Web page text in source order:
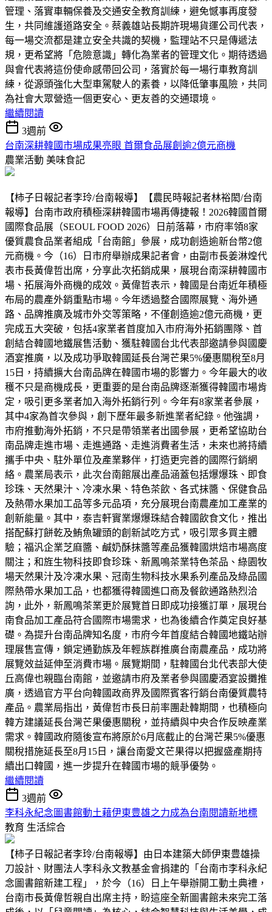
管理、落實車輛保養及交通安全教育訓練，避免憾事再度發
生，共同維護道路安全。蔡義雄站長期許現場貨運公司代表，
每一場交流都是建立安全共識的契機，監理站不只是傳遞法
規，更希望將「危險意識」轉化為業者的管理文化。期待透過
與會代表將這份使命感帶回公司，落實於每一場行車教育訓
練，從源頭強化大型車駕駛人的素養，以降低肇事風險，共同
為社會大眾營造一個更安心、更友善的交通環境。
繼續閱讀
3週前
台南深耕韓國市場成果亮眼 首爾食品展創逾2億元商機
農業活動 美味食記
【柿子日報記者李玲/台南報導】【農民時報記者林裕閎/台南
報導】台南市政府積極深耕韓國市場再傳捷報！2026韓國首爾
國際食品展（SEOUL FOOD 2026）日前落幕，市府率領8家
優質農食品業者組成「台南館」參展，成功創造逾新台幣2億
元商機。今（16）日市府舉辦成果記者會，由副市長姜淋煌代
表市長黃偉哲出席，分享此次拓銷成果，展現台南深耕韓國市
場、拓展海外商機的成效。黃偉哲表示，韓國是台南近年積極
布局的農產外銷重點市場。今年透過整合國際展覽、海外通
路、品牌推廣及城市外交等策略，不僅創造逾2億元商機，更
完成五大突破，包括4家業者首度加入市府海外拓銷團隊、首
創結合韓國地鐵展售活動、獲駐韓國台北代表部邀請參與國慶
酒宴推廣，以及成功爭取韓國延長台灣芒果5%優惠關稅至8月
15日，持續擴大台南品牌在韓國市場的影響力。今年最大的收
穫不只是商機成長，更重要的是台南品牌逐漸獲得韓國市場肯
定，吸引更多業者加入海外拓銷行列。今年有8家業者參展，
其中4家為首次參與，創下歷年最多新進業者紀錄。他強調，
市府推動海外拓銷，不只是帶領業者出國參展，更希望協助台
南品牌走進市場、走進通路、走進消費者生活，未來也將持續
攜手中央、駐外單位及產業夥伴，打造更完善的國際行銷網
絡。農業局表示，此次台南館展出產品涵蓋包括爆爆珠、即食
珍珠、天然果汁、冷凍水果、特色茶飲、各式抹醬、保健食品
及熱帶水果加工品等多元品項，充分展現台南農產加工產業的
創新能量。其中，泰吉軒實業爆爆珠結合韓國飲食文化，推出
搭配蘇打餅乾及鮪魚罐頭的創新試吃方式，吸引眾多買主體
驗；福汎企業芝麻醬、鹹奶酥抹醬等產品獲韓國烘焙市場高度
關注；和旌生物科技即食珍珠、新鳳鳴茶業特色茶品、綠園牧
場天然果汁及冷凍水果、冠南生物科技水果系列產品及綠品國
際熱帶水果加工品，也都獲得韓國進口商及餐飲通路熱烈洽
詢，此外，新鳳鳴茶業更於展覽首日即成功接獲訂單，展現台
南食品加工產品符合國際市場需求，也為後續合作奠定良好基
礎。為提升台南品牌知名度，市府今年首度結合韓國地鐵站辦
理展售宣傳，鎖定通勤族及年輕族群推廣台南農產品，成功將
展覽效益延伸至消費市場。展覽期間，駐韓國台北代表部大使
丘高偉也親臨台南館，並邀請市府及業者參與國慶酒宴設攤推
廣，透過官方平台向韓國政商界及國際賓客行銷台南優質農特
產品。農業局指出，黃偉哲市長日前率團赴韓期間，也積極向
韓方建議延長台灣芒果優惠關稅，並持續與中央合作反映產業
需求。韓國政府隨後宣布將原於6月底截止的台灣芒果5%優惠
關稅措施延長至8月15日，讓台南愛文芒果得以把握盛產期持
續出口韓國，進一步提升在韓國市場的競爭優勢。
繼續閱讀
3週前
李科永紀念圖書館動土藉伊東豊雄之力成為台南閱讀新地標
教育 生活綜合
【柿子日報記者李玲/台南報導】由日本建築大師伊東豊雄操
刀設計、財團法人李科永文教基金會捐建的「台南市李科永紀
念圖書館新建工程」，於今（16）日上午舉辦開工動土典禮，
台南市長黃偉哲親自出席主持，盼這座全新圖書館未來完工落